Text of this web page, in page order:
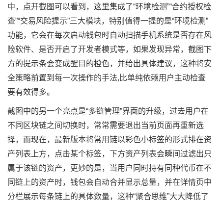
中，点开截图可以看到，这里集成了“环境检测”“合约授权检
查”“交易风险提示”三大模块，特别值得一提的是“环境检测”
功能，它会在每次启动钱包时自动扫描手机系统是否存在风
险软件、是否开启了开发者模式等，如果发现异常，截图下
方的提示条会变成醒目的橙色，并给出具体建议，这种将安
全策略前置到每一次操作的手法,比单纯依赖用户主动检查
要有效得多。
截图中的另一个亮点是“多链管理”界面的升级，过去用户在
不同区块链之间切换时，常常需要退出当前页面再重新选
择，而现在，最新版本将常用链以彩色小标签的形式排在资
产列表上方，点击某个标签，下方资产列表会瞬间过滤出只
属于该链的资产，更妙的是，当用户同时持有同种代币在不
同链上的资产时，钱包会自动合并显示总量，并在详情页中
分栏展示每条链上的具体数量，这种“聚合思维”大大降低了